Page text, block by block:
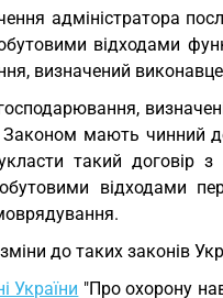
адміністратора
відходами
визначений
мають чинний
такий договір
відходами
до таких законів
України "Про охорону